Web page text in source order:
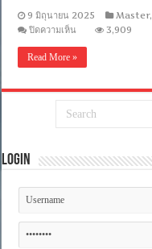
9 มิถุนายน 2025 Master,
ปิดความเห็น
HQ]
Working
(2025)
[เสียง
3,909
Read More »
Login